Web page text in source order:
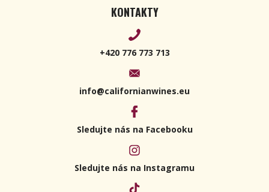
KONTAKTY
+420 776 773 713
info@californianwines.eu
Sledujte nás na Facebooku
Sledujte nás na Instagramu